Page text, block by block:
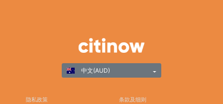
隐私政策 条款及细则
中文(AUD)